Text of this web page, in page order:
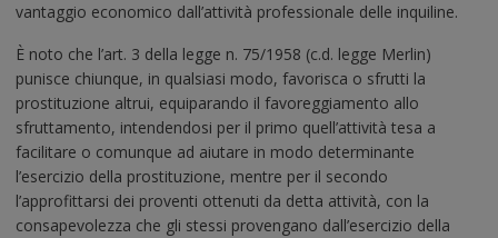
vantaggio economico dall’attività professionale delle inquiline.
È noto che l’art. 3 della legge n. 75/1958 (c.d. legge Merlin)
punisce chiunque, in qualsiasi modo, favorisca o sfrutti la
prostituzione altrui, equiparando il favoreggiamento allo
sfruttamento, intendendosi per il primo quell’attività tesa a
facilitare o comunque ad aiutare in modo determinante
l’esercizio della prostituzione, mentre per il secondo
l’approfittarsi dei proventi ottenuti da detta attività, con la
consapevolezza che gli stessi provengano dall’esercizio della